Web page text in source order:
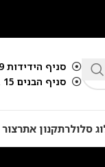
סניף הידידות 9
סניף הבנים 15
סלולרתקנון אתר